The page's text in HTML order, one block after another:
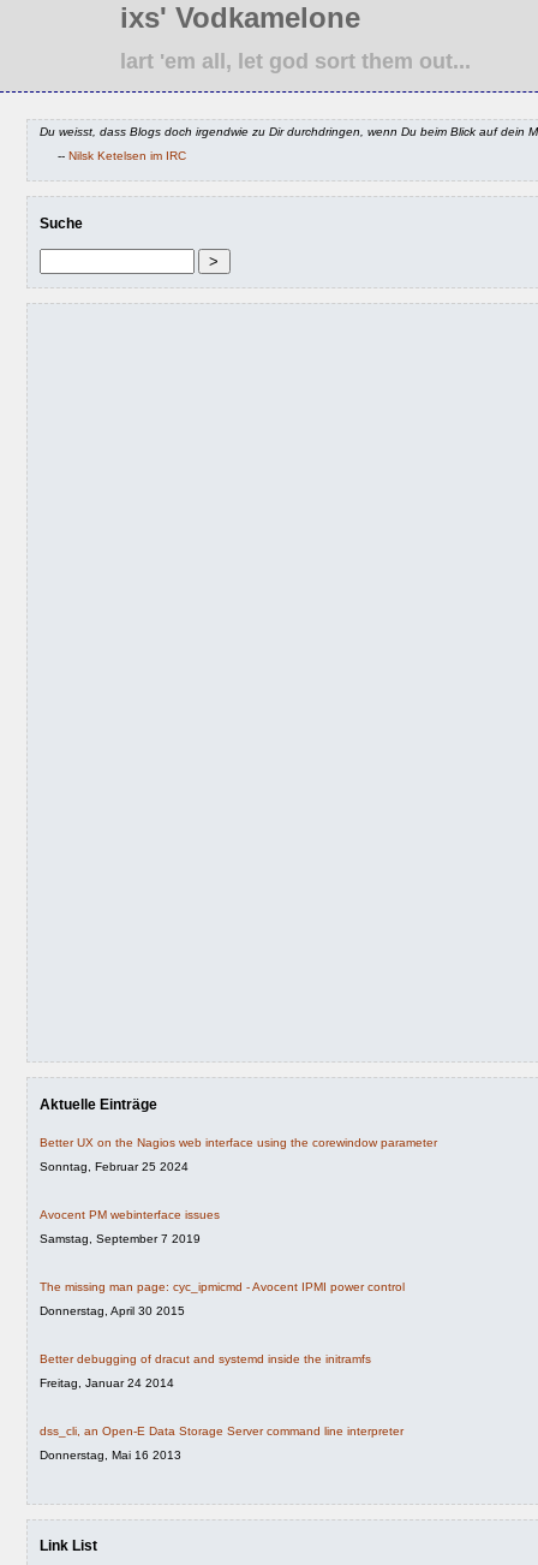
ixs' Vodkamelone
lart 'em all, let god sort them out...
Du weisst, dass Blogs doch irgendwie zu Dir durchdringen, wenn Du beim Blick auf dein
-- Nilsk Ketelsen im IRC
Suche
Aktuelle Einträge
Better UX on the Nagios web interface using the corewindow parameter
Sonntag, Februar 25 2024
Avocent PM webinterface issues
Samstag, September 7 2019
The missing man page: cyc_ipmicmd - Avocent IPMI power control
Donnerstag, April 30 2015
Better debugging of dracut and systemd inside the initramfs
Freitag, Januar 24 2014
dss_cli, an Open-E Data Storage Server command line interpreter
Donnerstag, Mai 16 2013
Link List